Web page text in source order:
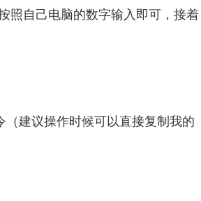
照自己电脑的数字输入即可，接着
建议操作时候可以直接复制我的